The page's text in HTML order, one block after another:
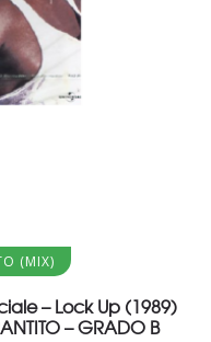
(MIX)
– Lock Up (1989)
– GRADO B